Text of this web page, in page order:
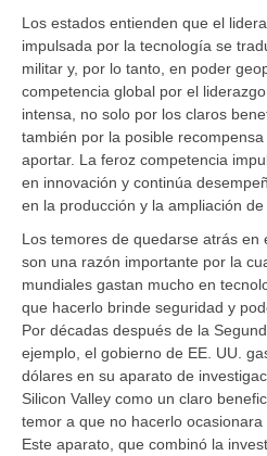
Los estados entienden que el
impulsada por la tecnología se
militar y, por lo tanto, en poder
competencia global por el
intensa, no solo por los claros
también por la posible
aportar. La feroz competencia
en innovación y continúa
en la producción y la ampliación
Los temores de quedarse atrás en
son una razón importante por la
mundiales gastan mucho en
que hacerlo brinde seguridad y
Por décadas después de la
ejemplo, el gobierno de EE. UU.
dólares en su aparato de
Silicon Valley como un claro
temor a que no hacerlo
Este aparato, que combinó la